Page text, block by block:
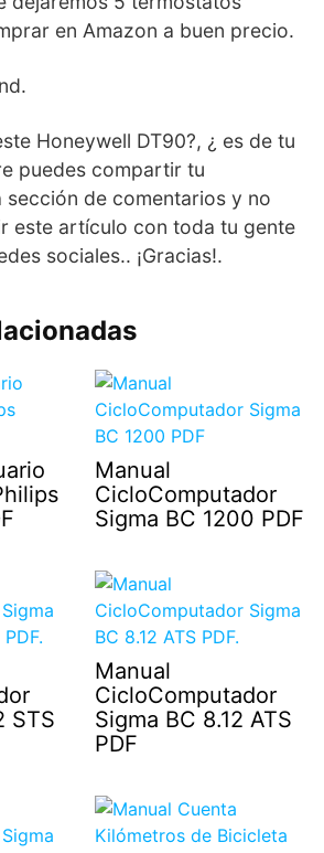
en Amazon a buen precio.
Honeywell DT90?, ¿ es de tu
puedes compartir tu
sección de comentarios y no
este artículo con toda tu gente
sociales.. ¡Gracias!.
Manual
CicloComputador
Sigma BC 1200 PDF
STS
Manual
CicloComputador
Sigma BC 8.12 ATS
PDF